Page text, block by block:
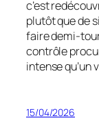
c’est
plutôt que de
faire demi-
contrôle
intense qu’un
15/04/2026